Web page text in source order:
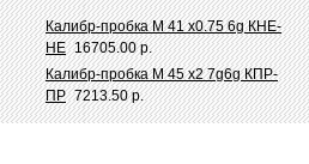
Калибр-пробка М 41 х0.75 6g КНЕ-
НЕ 16705.00 р.
Калибр-пробка М 45 х2 7g6g КПР-
ПР 7213.50 р.